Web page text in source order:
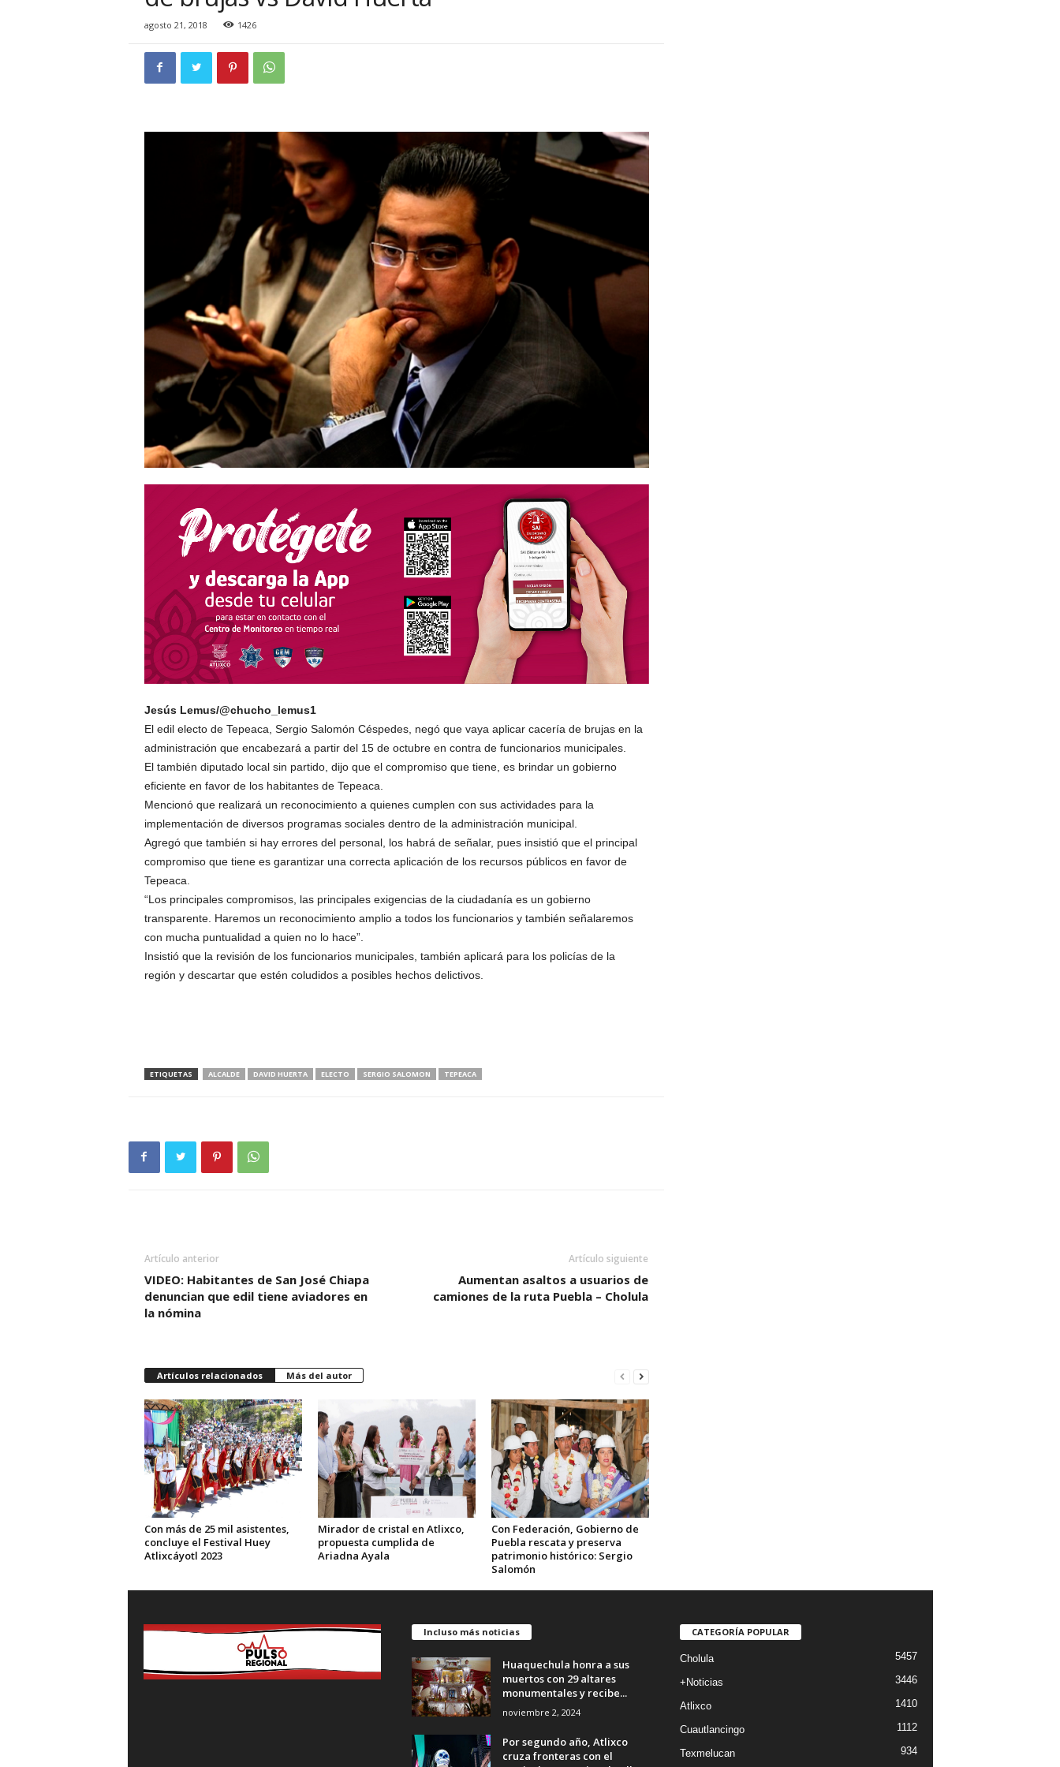
agosto 21, 2018 1426
Jesús Lemus/@chucho_lemus1
El edil electo de Tepeaca, Sergio Salomón Céspedes, negó que vaya aplicar cacería de brujas en la
administración que encabezará a partir del 15 de octubre en contra de funcionarios municipales.
El también diputado local sin partido, dijo que el compromiso que tiene, es brindar un gobierno
eficiente en favor de los habitantes de Tepeaca.
Mencionó que realizará un reconocimiento a quienes cumplen con sus actividades para la
implementación de diversos programas sociales dentro de la administración municipal.
Agregó que también si hay errores del personal, los habrá de señalar, pues insistió que el principal
compromiso que tiene es garantizar una correcta aplicación de los recursos públicos en favor de
Tepeaca.
“Los principales compromisos, las principales exigencias de la ciudadanía es un gobierno
transparente. Haremos un reconocimiento amplio a todos los funcionarios y también señalaremos
con mucha puntualidad a quien no lo hace”.
Insistió que la revisión de los funcionarios municipales, también aplicará para los policías de la
región y descartar que estén coludidos a posibles hechos delictivos.
ETIQUETAS ALCALDE DAVID HUERTA ELECTO SERGIO SALOMON TEPEACA
Artículo anterior
VIDEO: Habitantes de San José Chiapa
denuncian que edil tiene aviadores en
la nómina
Artículo siguiente
Aumentan asaltos a usuarios de
camiones de la ruta Puebla – Cholula
Artículos relacionados Más del autor
Con más de 25 mil asistentes,
concluye el Festival Huey
Atlixcáyotl 2023
Mirador de cristal en Atlixco,
propuesta cumplida de
Ariadna Ayala
Con Federación, Gobierno de
Puebla rescata y preserva
patrimonio histórico: Sergio
Salomón
Incluso más noticias
Huaquechula honra a sus
muertos con 29 altares
monumentales y recibe...
noviembre 2, 2024
Por segundo año, Atlixco
cruza fronteras con el
CATEGORÍA POPULAR
Cholula 5457
+Noticias 3446
Atlixco 1410
Cuautlancingo 1112
Texmelucan 934